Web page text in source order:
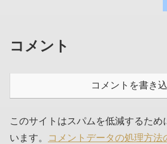
コメント
コメントを書き
このサイトはスパムを低減するため
います。
コメントデータの処理方法